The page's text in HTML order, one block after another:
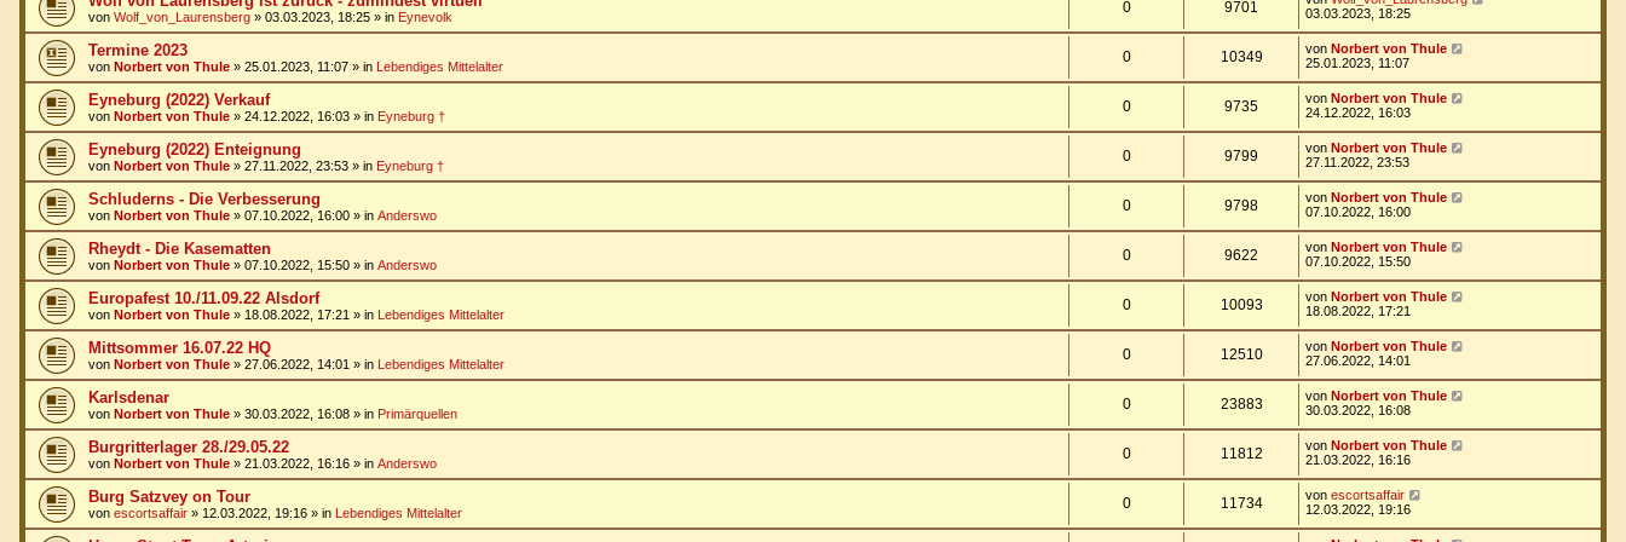
von Wolf_von_Laurensberg » 03.03.2023, 18:25 » in Eynevolk
0 9701
03.03.2023, 18:25
Termine 2023
von Norbert von Thule » 25.01.2023, 11:07 » in Lebendiges Mittelalter
0 10349 von Norbert von Thule
25.01.2023, 11:07
Eyneburg (2022) Verkauf
von Norbert von Thule » 24.12.2022, 16:03 » in Eyneburg †
0 9735 von Norbert von Thule
24.12.2022, 16:03
Eyneburg (2022) Enteignung
von Norbert von Thule » 27.11.2022, 23:53 » in Eyneburg †
0 9799 von Norbert von Thule
27.11.2022, 23:53
Schluderns - Die Verbesserung
von Norbert von Thule » 07.10.2022, 16:00 » in Anderswo
0 9798 von Norbert von Thule
07.10.2022, 16:00
Rheydt - Die Kasematten
von Norbert von Thule » 07.10.2022, 15:50 » in Anderswo
0 9622 von Norbert von Thule
07.10.2022, 15:50
Europafest 10./11.09.22 Alsdorf
von Norbert von Thule » 18.08.2022, 17:21 » in Lebendiges Mittelalter
0 10093 von Norbert von Thule
18.08.2022, 17:21
Mittsommer 16.07.22 HQ
von Norbert von Thule » 27.06.2022, 14:01 » in Lebendiges Mittelalter
0 12510 von Norbert von Thule
27.06.2022, 14:01
Karlsdenar
von Norbert von Thule » 30.03.2022, 16:08 » in Primärquellen
0 23883 von Norbert von Thule
30.03.2022, 16:08
Burgritterlager 28./29.05.22
von Norbert von Thule » 21.03.2022, 16:16 » in Anderswo
0 11812 von Norbert von Thule
21.03.2022, 16:16
Burg Satzvey on Tour
von escortsaffair » 12.03.2022, 19:16 » in Lebendiges Mittelalter
0 11734 von escortsaffair
12.03.2022, 19:16